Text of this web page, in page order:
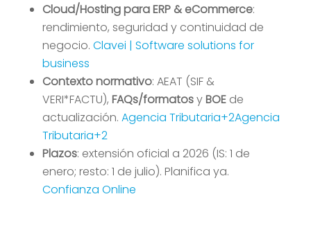
Cloud/Hosting para ERP & eCommerce:
rendimiento, seguridad y continuidad de
negocio. Clavei | Software solutions for
business
Contexto normativo: AEAT (SIF &
VERI*FACTU), FAQs/formatosyBOEde
actualización. Agencia Tributaria+2Agencia
Tributaria+2
Plazos: extensión oficial a 2026 (IS: 1 de
enero; resto: 1 de julio). Planifica ya.
Confianza Online